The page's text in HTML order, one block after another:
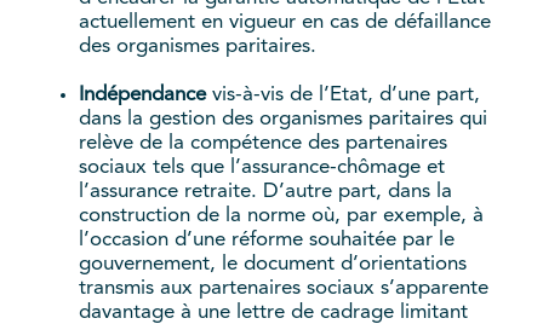
actuellement en vigueur en cas de défaillance
des organismes paritaires.
Indépendancevis-à-vis de l’Etat, d’une part,
dans la gestion des organismes paritaires qui
relève de la compétence des partenaires
sociaux tels que l’assurance-chômage et
l’assurance retraite. D’autre part, dans la
construction de la norme où, par exemple, à
l’occasion d’une réforme souhaitée par le
gouvernement, le document d’orientations
transmis aux partenaires sociaux s’apparente
davantage à une lettre de cadrage limitant